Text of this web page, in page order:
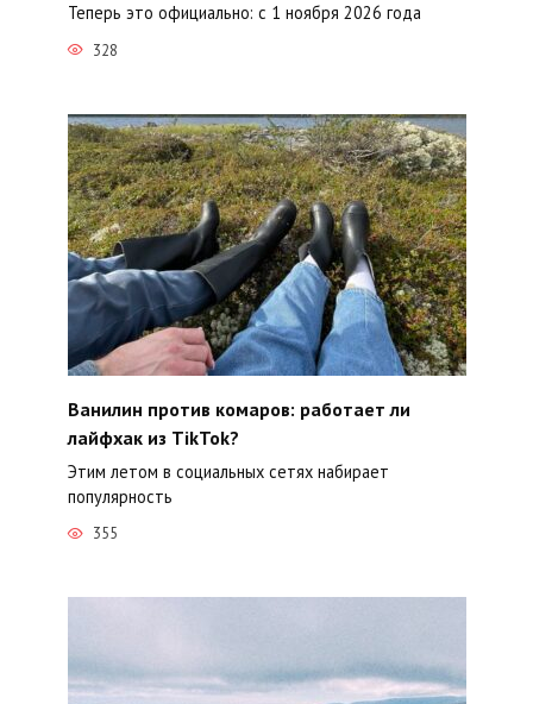
Теперь это официально: с 1 ноября 2026 года
328
Ванилин против комаров: работает ли
лайфхак из TikTok?
Этим летом в социальных сетях набирает
популярность
355